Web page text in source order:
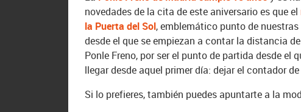
novedades de la cita de este aniversario es que el
la Puerta del Sol, emblemático punto de nuestras
desde el que se empiezan a contar la distancia
Ponle Freno, por ser el punto de partida desde
llegar desde aquel primer día: dejar el contador
Si lo prefieres, también puedes apuntarte a la